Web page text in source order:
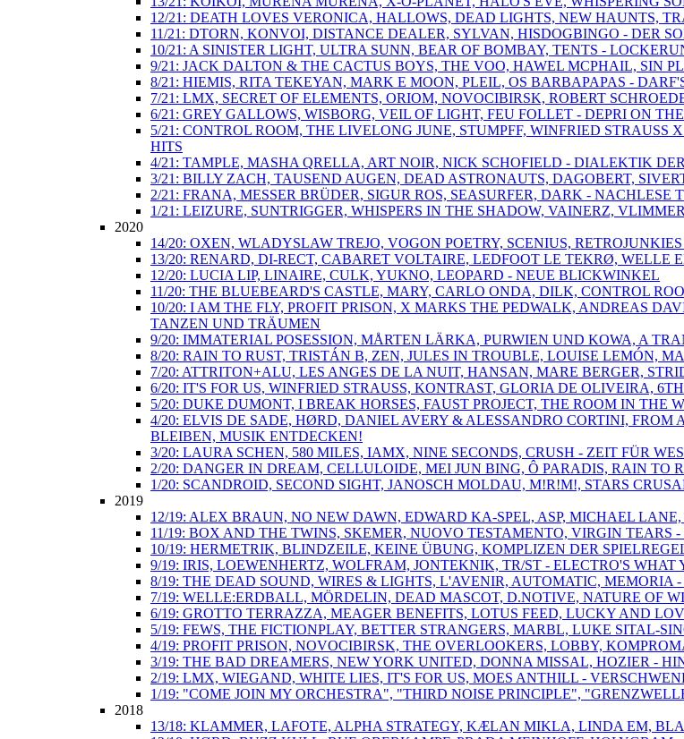
12/21: DEATH LOVES VERONICA, HALLOWS, DEAD LIGHTS, NEW HAUNTS,
11/21: DTORN, KONVOI, DISTANCE DEALER, SYLVAN, HISDOGBINGO - DER
10/21: A SINISTER LIGHT, ULTRA SUNN, BEAR OF BOMBAY, TENTS -
9/21: JACK DALTON & THE CACTUS BOYS, THE VOO, HAWEL MCPHAIL, SIN
8/21: HIEMIS, RITA TEKEYAN, MARK E MOON, PLEIL, OS BARBAPAPAS -
7/21: LMX, SECRET OF ELEMENTS, ORIOM, NOVOCIBIRSK, ROBERT
6/21: GREY GALLOWS, WISBORG, VEIL OF LIGHT, FEU FOLLET - DEPRI ON
5/21: CONTROL ROOM, THE LIVELONG JUNE, STUMPFF, WINFRIED
HITS
4/21: TAMPLE, MASHA QRELLA, ART NOIR, NICK SCHOFIELD - DIALEKTIK
3/21: BILLY ZACH, TAUSEND AUGEN, DEAD ASTRONAUTS, DAGOBERT,
2/21: FRANA, MESSER BRÜDER, SIGUR ROS, SEASURFER, DARK - NACHLESE
1/21: LEIZURE, SUNTRIGGER, WHISPERS IN THE SHADOW, VAINERZ,
2020
14/20: OXEN, WLADYSLAW TREJO, VOGON POETRY, SCENIUS,
13/20: RENARD, DI-RECT, CABARET VOLTAIRE, LEDFOOT LE TEKRØ, WELLE
12/20: LUCIA LIP, LINAIRE, CULK, YUKNO, LEOPARD - NEUE BLICKWINKEL
11/20: THE BLUEBEARD'S CASTLE, MARY, CARLO ONDA, DILK, CONTROL
10/20: I AM THE FLY, PROFIT PRISON, X MARKS THE PEDWALK, ANDREAS
TANZEN UND TRÄUMEN
9/20: IMMATERIAL POSESSION, MÅRTEN LÄRKA, PURWIEN UND KOWA, A
8/20: RAIN TO RUST, TRISTÁN B, ZEN, JULES IN TROUBLE, LOUISE LEMÓN,
7/20: ATTRITON+ALU, LES ANGES DE LA NUIT, HANSAN, MARE BERGER,
6/20: IT'S FOR US, WINFRIED STRAUSS, KONTRAST, GLORIA DE OLIVEIRA,
5/20: DUKE DUMONT, I BREAK HORSES, FAUST PROJECT, THE ROOM IN THE
4/20: ELVIS DE SADE, HØRD, DANIEL AVERY & ALESSANDRO CORTINI,
BLEIBEN, MUSIK ENTDECKEN!
3/20: LAURA SCHEN, 580 MILES, IAMX, NINE SECONDS, CRUSH - ZEIT FÜR
2/20: DANGER IN DREAM, CELLULOIDE, MEI JUN BING, Ô PARADIS, RAIN TO
1/20: SCANDROID, SECOND SIGHT, JANOSCH MOLDAU, M!R!M!, STARS
2019
12/19: ALEX BRAUN, NO NEW DAWN, EDWARD KA-SPEL, ASP, MICHAEL
11/19: BOX AND THE TWINS, SKEMER, NUOVO TESTAMENTO, VIRGIN TEARS
10/19: HERMETRIK, BLINDZEILE, KEINE ÜBUNG, KOMPLIZEN DER
9/19: IRIS, LOEWENHERTZ, WOLFRAM, JONTEKNIK, TR/ST - ELECTRO'S
8/19: THE DEAD SOUND, WIRES & LIGHTS, L'AVENIR, AUTOMATIC, MEMORIA
7/19: WELLE:ERDBALL, MÖRDELIN, DEAD MASCOT, D.NOTIVE, NATURE OF
6/19: GROTTO TERRAZZA, MEAGER BENEFITS, LOTUS FEED, LUCKY AND
5/19: FEWS, THE FICTIONPLAY, BETTER STRANGERS, MARBL, LUKE SITAL-
4/19: PROFIT PRISON, NOVOCIBIRSK, THE OVERLOOKERS, LOBBY,
3/19: THE BAD DREAMERS, NEW YORK UNITED, DONNA MISSAL, HOZIER -
2/19: LMX, WIEGAND, WHITE LIES, IT'S FOR US, MOES ANTHILL -
1/19: "COME JOIN MY ORCHESTRA", "THIRD NOISE PRINCIPLE",
2018
13/18: KLAMMER, LAFOTE, ALPHA STRATEGY, KÆLAN MIKLA, LINDA EM,